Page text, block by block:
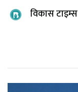
विकास टाइम्स